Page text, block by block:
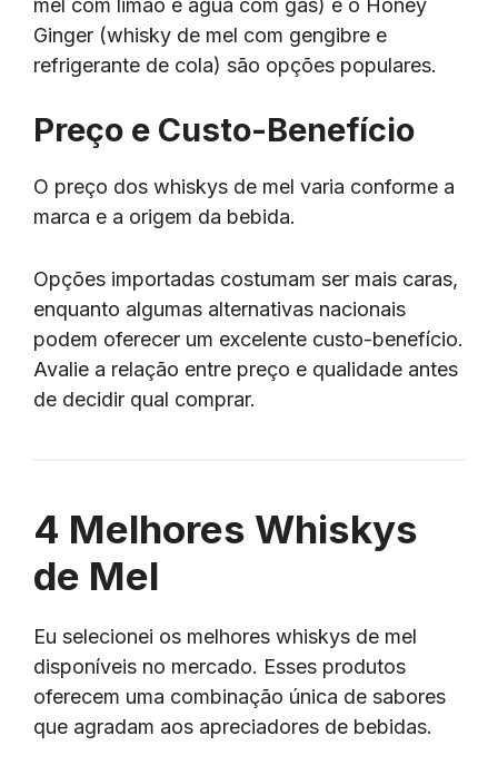
Ginger (whisky de mel com gengibre e
refrigerante de cola) são opções populares.
Preço e Custo-Benefício
O preço dos whiskys de mel varia conforme a
marca e a origem da bebida.
Opções importadas costumam ser mais caras,
enquanto algumas alternativas nacionais
podem oferecer um excelente custo-benefício.
Avalie a relação entre preço e qualidade antes
de decidir qual comprar.
4 Melhores Whiskys
de Mel
Eu selecionei os melhores whiskys de mel
disponíveis no mercado. Esses produtos
oferecem uma combinação única de sabores
que agradam aos apreciadores de bebidas.